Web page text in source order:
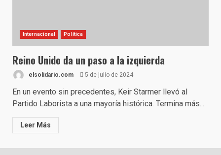
Internacional Política
Reino Unido da un paso a la izquierda
elsolidario.com 5 de julio de 2024
En un evento sin precedentes, Keir Starmer llevó al
Partido Laborista a una mayoría histórica. Termina más...
Leer Más